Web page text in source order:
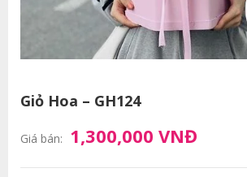
Giỏ Hoa – GH124
Giá bán: 1,300,000 VNĐ